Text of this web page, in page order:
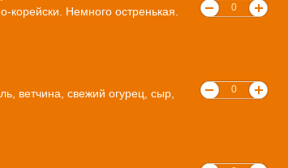
корейски. Немного остренькая.
ветчина, свежий огурец, сыр,